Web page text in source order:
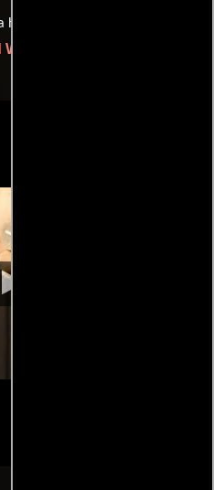
historia están divididos entre
Watson